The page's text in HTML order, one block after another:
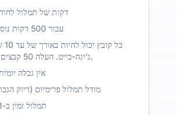
1200 דקות של תמלול
$10 עבור 500 דקות נוספות
ג'יגה-בייט. העלה 50 קבצים בו זמנית.
אין גבלה
מודל תמלול פרימיום (דיוק
תמלול זמין ב-63 שפות